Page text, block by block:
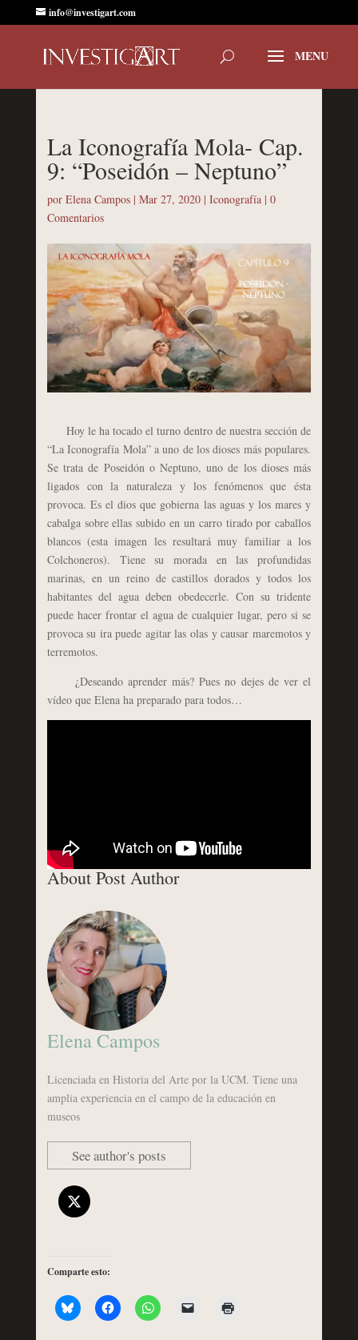
info@investigart.com
La Iconografía Mola- Cap.
9: “Poseidón – Neptuno”
por Elena Campos| Mar 27, 2020| Iconografía| 0
Comentarios
Hoy le ha tocado el turno dentro de nuestra sección de
“La Iconografía Mola” a uno de los dioses más populares.
Se trata de Poseidón o Neptuno, uno de los dioses más
ligados con la naturaleza y los fenómenos que ésta
provoca. Es el dios que gobierna las aguas y los mares y
cabalga sobre ellas subido en un carro tirado por caballos
blancos (esta imagen les resultará muy familiar a los
Colchoneros). Tiene su morada en las profundidas
marinas, en un reino de castillos dorados y todos los
habitantes del agua deben obedecerle. Con su tridente
puede hacer frontar el agua de cualquier lugar, pero si se
provoca su ira puede agitar las olas y causar maremotos y
terremotos.
¿Deseando aprender más? Pues no dejes de ver el
vídeo que Elena ha preparado para todos…
About Post Author
Elena Campos
Licenciada en Historia del Arte por la UCM. Tiene una
amplia experiencia en el campo de la educación en
museos
See author's posts
Comparte esto: